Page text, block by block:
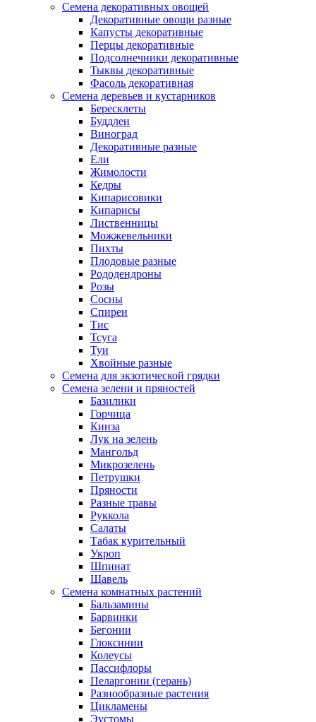
Семена декоративных овощей
Декоративные овощи разные
Капусты декоративные
Перцы декоративные
Подсолнечники декоративные
Тыквы декоративные
Фасоль декоративная
Семена деревьев и кустарников
Бересклеты
Буддлеи
Виноград
Декоративные разные
Ели
Жимолости
Кедры
Кипарисовики
Кипарисы
Лиственницы
Можжевельники
Пихты
Плодовые разные
Рододендроны
Розы
Сосны
Спиреи
Тис
Тсуга
Туи
Хвойные разные
Семена для экзотической грядки
Семена зелени и пряностей
Базилики
Горчица
Кинза
Лук на зелень
Мангольд
Микрозелень
Петрушки
Пряности
Разные травы
Руккола
Салаты
Табак курительный
Укроп
Шпинат
Щавель
Семена комнатных растений
Бальзамины
Барвинки
Бегонии
Глоксинии
Колеусы
Пассифлоры
Пеларгонии (герань)
Разнообразные растения
Цикламены
Эустомы